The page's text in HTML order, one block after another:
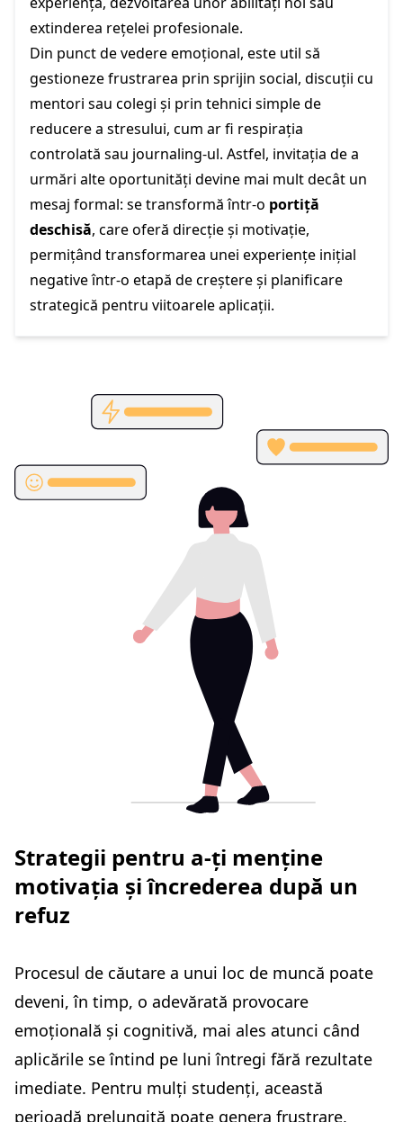
extinderea rețelei profesionale.
Din punct de vedere emoțional, este util să
gestioneze frustrarea prin sprijin social, discuții cu
mentori sau colegi și prin tehnici simple de
reducere a stresului, cum ar fi respirația
controlată sau journaling-ul. Astfel, invitația de a
urmări alte oportunități devine mai mult decât un
mesaj formal: se transformă într-o portiță
deschisă, care oferă direcție și motivație,
permițând transformarea unei experiențe inițial
negative într-o etapă de creștere și planificare
strategică pentru viitoarele aplicații.
Strategii pentru a-ți menține
motivația și încrederea după un
refuz
Procesul de căutare a unui loc de muncă poate
deveni, în timp, o adevărată provocare
emoțională și cognitivă, mai ales atunci când
aplicările se întind pe luni întregi fără rezultate
imediate. Pentru mulți studenți, această
perioadă prelungită poate genera frustrare,